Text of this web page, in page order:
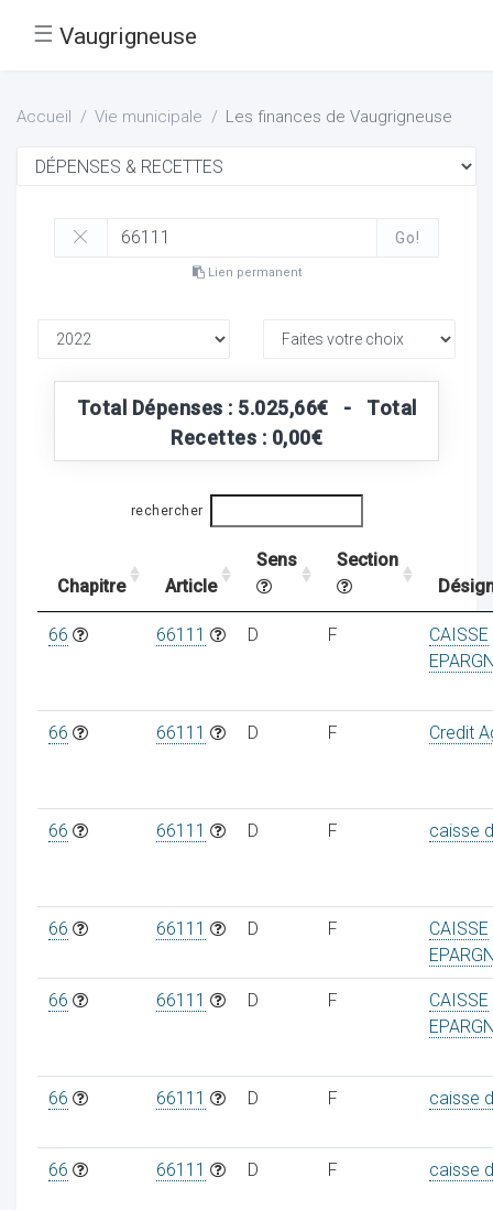
☰ Vaugrigneuse
Accueil Vie municipale Les finances de Vaugrigneuse
Go!
Lien permanent
Total Dépenses : 5.025,66€ - Total
Recettes : 0,00€
rechercher
Chapitre Article
Sens
Section
66 66111 D F
CAISSE
66 66111 D F Credit
66 66111 D F caisse
66 66111 D F
CAISSE
66 66111 D F
CAISSE
66 66111 D F caisse
66 66111 D F caisse